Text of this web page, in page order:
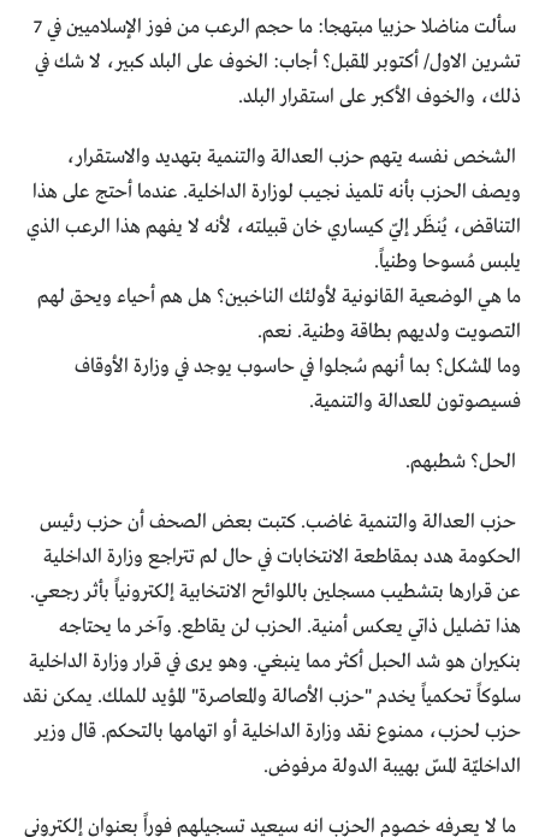
سألت مناضلا حزبيا مبتهجا: ما حجم الرعب من فوز الإسلاميين في 7
تشرين الاول/ أكتوبر المقبل؟ أجاب: الخوف على البلد كبير، لا شك في
ذلك، والخوف الأكبر على استقرار البلد.
الشخص نفسه يتهم حزب العدالة والتنمية بتهديد والاستقرار،
ويصف الحزب بأنه تلميذ نجيب لوزارة الداخلية. عندما أحتج على هذا
التناقض، يُنظَر إليّ كيساري خان قبيلته، لأنه لا يفهم هذا الرعب الذي
يلبس مُسوحا وطنياً.
ما هي الوضعية القانونية لأولئك الناخبين؟ هل هم أحياء ويحق لهم
التصويت ولديهم بطاقة وطنية. نعم.
وما المشكل؟ بما أنهم سُجلوا في حاسوب يوجد في وزارة الأوقاف
فسيصوتون للعدالة والتنمية.
الحل؟ شطبهم.
حزب العدالة والتنمية غاضب. كتبت بعض الصحف أن حزب رئيس
الحكومة هدد بمقاطعة الانتخابات في حال لم تتراجع وزارة الداخلية
عن قرارها بتشطيب مسجلين باللوائح الانتخابية إلكترونياً بأثر رجعي.
هذا تضليل ذاتي يعكس أمنية. الحزب لن يقاطع. وآخر ما يحتاجه
بنكيران هو شد الحبل أكثر مما ينبغي. وهو يرى في قرار وزارة الداخلية
سلوكاً تحكمياً يخدم "حزب الأصالة والمعاصرة" المؤيد للملك. يمكن نقد
حزب لحزب، ممنوع نقد وزارة الداخلية أو اتهامها بالتحكم. قال وزير
الداخليّة المسّ بهيبة الدولة مرفوض.
ما لا يعرفه خصوم الحزب انه سيعيد تسجيلهم فوراً بعنوان إلكتروني